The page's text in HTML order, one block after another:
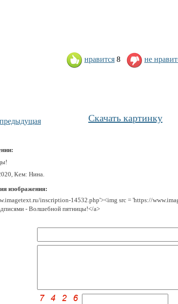
нравится 8 не
Скачать картинку
Кем: Нина.
изображения:
inscription-14532.php'><img src = 'https://
- Волшебной пятницы!</a>